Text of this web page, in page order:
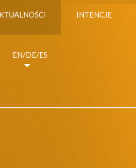
INTENCJE
EN/DE/ES